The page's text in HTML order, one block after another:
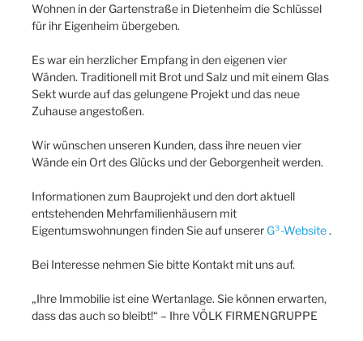
Wohnen in der Gartenstraße in Dietenheim die Schlüssel
für ihr Eigenheim übergeben.
Es war ein herzlicher Empfang in den eigenen vier
Wänden. Traditionell mit Brot und Salz und mit einem Glas
Sekt wurde auf das gelungene Projekt und das neue
Zuhause angestoßen.
Wir wünschen unseren Kunden, dass ihre neuen vier
Wände ein Ort des Glücks und der Geborgenheit werden.
Informationen zum Bauprojekt und den dort aktuell
entstehenden Mehrfamilienhäusern mit
Eigentumswohnungen finden Sie auf unserer G³-Website.
Bei Interesse nehmen Sie bitte Kontakt mit uns auf.
„Ihre Immobilie ist eine Wertanlage. Sie können erwarten,
dass das auch so bleibt!“ – Ihre VÖLK FIRMENGRUPPE